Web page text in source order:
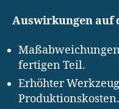
Auswirkungen auf
fertigen Teil.
Erhöhter
Produktionskosten.